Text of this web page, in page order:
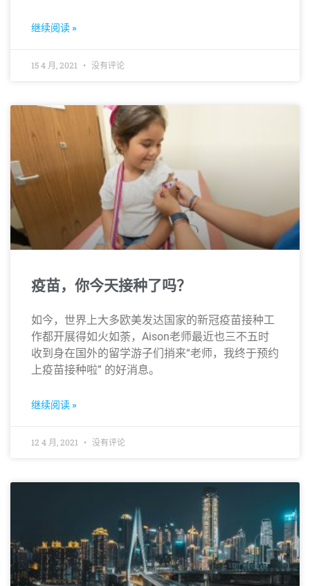
继续阅读 »
15 4 月, 2021 没有评论
疫苗，你今天接种了吗？
如今，世界上大多欧美发达国家的新冠疫苗接种工
作都开展得如火如荼，Aison老师最近也三不五时
收到身在国外的留学游子们捎来“老师，我终于预约
上疫苗接种啦” 的好消息。
继续阅读 »
12 4 月, 2021 没有评论